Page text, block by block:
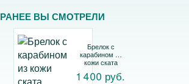
РАНЕЕ ВЫ СМОТРЕЛИ
Брелок с
карабином из
кожи ската
1 400 руб.